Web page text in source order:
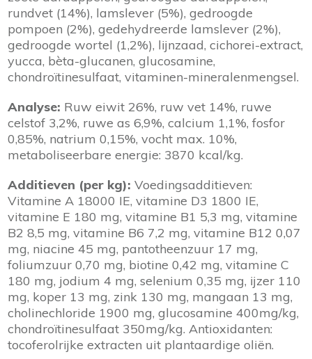
rundvet (14%), lamslever (5%), gedroogde
pompoen (2%), gedehydreerde lamslever (2%),
gedroogde wortel (1,2%), lijnzaad, cichorei-extract,
yucca, bèta-glucanen, glucosamine,
chondroïtinesulfaat, vitaminen-mineralenmengsel.
Analyse: Ruw eiwit 26%, ruw vet 14%, ruwe
celstof 3,2%, ruwe as 6,9%, calcium 1,1%, fosfor
0,85%, natrium 0,15%, vocht max. 10%,
metaboliseerbare energie: 3870 kcal/kg.
Additieven (per kg): Voedingsadditieven:
Vitamine A 18000 IE, vitamine D3 1800 IE,
vitamine E 180 mg, vitamine B1 5,3 mg, vitamine
B2 8,5 mg, vitamine B6 7,2 mg, vitamine B12 0,07
mg, niacine 45 mg, pantotheenzuur 17 mg,
foliumzuur 0,70 mg, biotine 0,42 mg, vitamine C
180 mg, jodium 4 mg, selenium 0,35 mg, ijzer 110
mg, koper 13 mg, zink 130 mg, mangaan 13 mg,
cholinechloride 1900 mg, glucosamine 400mg/kg,
chondroïtinesulfaat 350mg/kg. Antioxidanten:
tocoferolrijke extracten uit plantaardige oliën.